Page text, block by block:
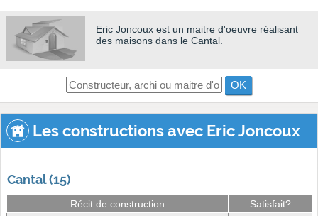
Eric Joncoux est un maitre d'oeuvre réalisant
des maisons dans le Cantal.
OK
Les constructions avec Eric Joncoux
Cantal (15)
Récit de construction
Satisfait?